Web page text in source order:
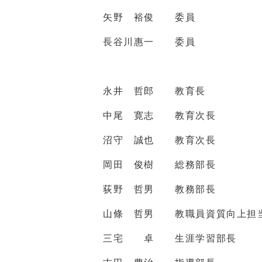
矢野 裕俊 委員
長谷川惠一 委員
永井 哲郎 教育長
中尾 寛志 教育次長
沼守 誠也 教育次長
岡田 俊樹 総務部長
荻野 哲男 教務部長
山條 哲男 教職員資質向上担
三宅 卓 生涯学習部長